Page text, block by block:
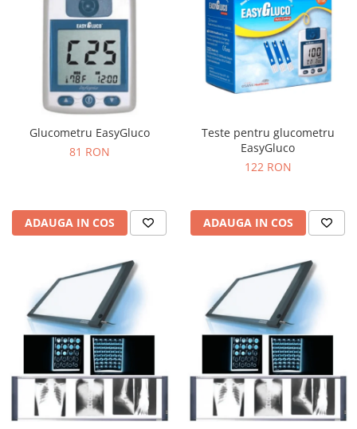
Glucometru EasyGluco
81 RON
ADAUGA IN COS
Teste pentru glucometru
EasyGluco
122 RON
ADAUGA IN COS